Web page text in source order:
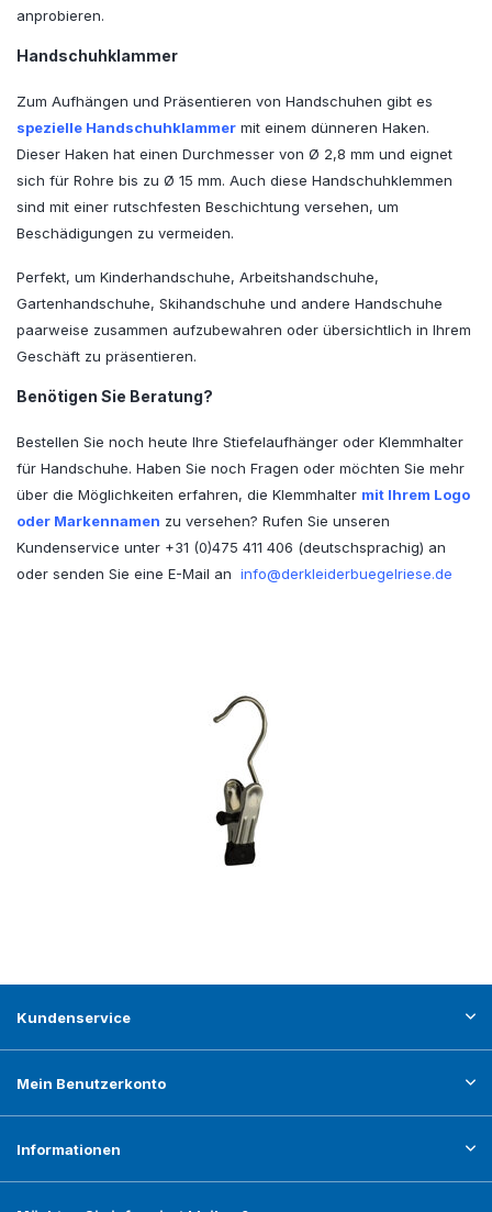
anprobieren.
Handschuhklammer
Zum Aufhängen und Präsentieren von Handschuhen gibt es
spezielle Handschuhklammer mit einem dünneren Haken.
Dieser Haken hat einen Durchmesser von Ø 2,8 mm und eignet
sich für Rohre bis zu Ø 15 mm. Auch diese Handschuhklemmen
sind mit einer rutschfesten Beschichtung versehen, um
Beschädigungen zu vermeiden.
Perfekt, um Kinderhandschuhe, Arbeitshandschuhe,
Gartenhandschuhe, Skihandschuhe und andere Handschuhe
paarweise zusammen aufzubewahren oder übersichtlich in Ihrem
Geschäft zu präsentieren.
Benötigen Sie Beratung?
Bestellen Sie noch heute Ihre Stiefelaufhänger oder Klemmhalter
für Handschuhe. Haben Sie noch Fragen oder möchten Sie mehr
über die Möglichkeiten erfahren, die Klemmhalter mit Ihrem Logo
oder Markennamen zu versehen? Rufen Sie unseren
Kundenservice unter +31 (0)475 411 406 (deutschsprachig) an
oder senden Sie eine E-Mail an info@derkleiderbuegelriese.de
Kundenservice
Mein Benutzerkonto
Informationen